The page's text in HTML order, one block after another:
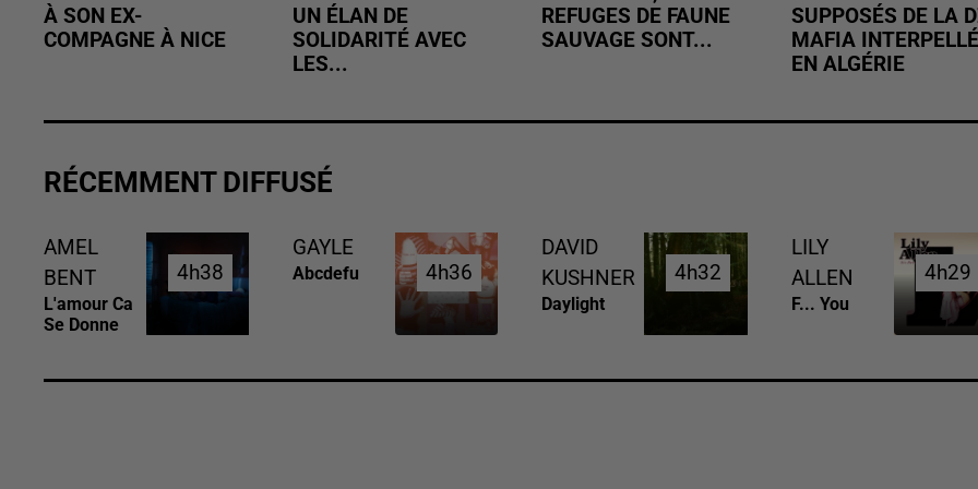
À SON EX-
COMPAGNE À NICE
UN ÉLAN DE
SOLIDARITÉ AVEC
LES...
REFUGES DE FAUNE
SAUVAGE SONT...
SUPPOSÉS DE LA
MAFIA INTERPELLÉ
EN ALGÉRIE
RÉCEMMENT DIFFUSÉ
AMEL
BENT
L'amour Ca
Se Donne
4h38
4h38
GAYLE
Abcdefu 4h36
4h36
DAVID
KUSHNER
Daylight
4h32
4h32
LILY
ALLEN
F... You
4h29
4h29